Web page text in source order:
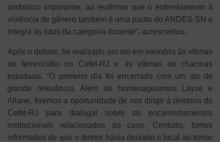
simbólico importante, ao reafirmar que o enfrentamento à
violência de gênero também é uma pauta do ANDES-SN e
integra as lutas da categoria docente”, acrescentou.
Após o debate, foi realizado um ato em memória às vítimas
de feminicídio no Cefet-RJ e às vítimas de chacinas
estaduais. “O primeiro dia foi encerrado com um ato de
grande relevância. Além de homenagearmos Layse e
Allane, tivemos a oportunidade de nos dirigir à diretoria do
Cefet-RJ para dialogar sobre os encaminhamentos
institucionais relacionados ao caso. Contudo, fomos
informados de que o diretor havia deixado o local ao tomar